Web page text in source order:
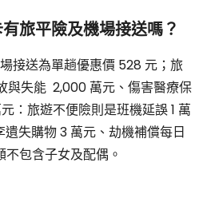
旅平險及機場接送嗎？
接送為單趟優惠價 528 元；旅
與失能 2,000 萬元、傷害醫療保
：旅遊不便險則是班機延誤 1 萬
遺失購物 3 萬元、劫機補償每日
包含子女及配偶。